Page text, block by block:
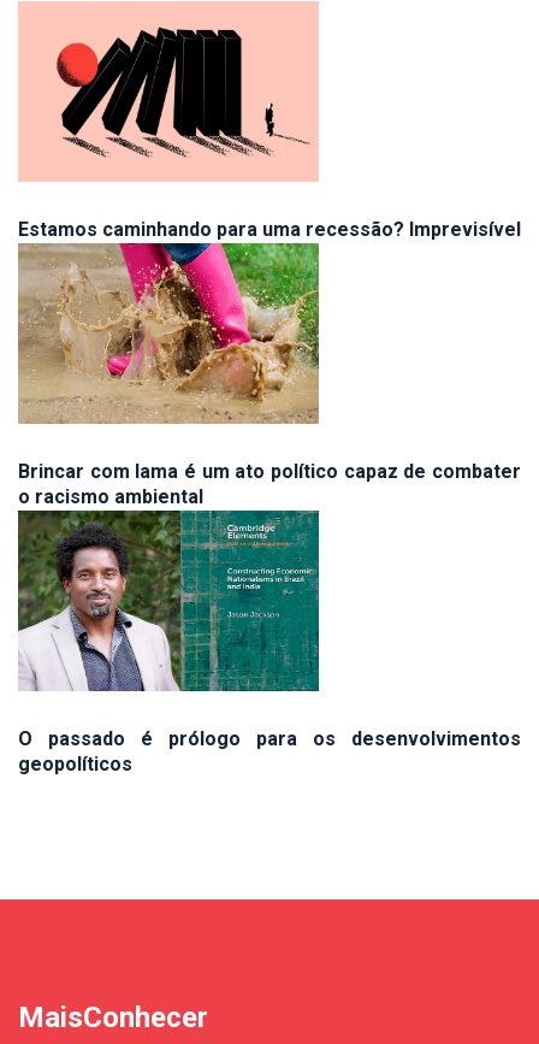
Estamos caminhando para uma recessão? Imprevisível
Brincar com lama é um ato político capaz de combater
o racismo ambiental
O passado é prólogo para os desenvolvimentos
geopolíticos
MaisConhecer